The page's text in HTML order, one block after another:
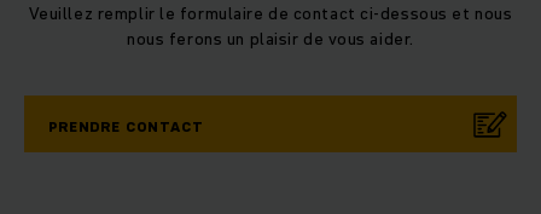
Veuillez remplir le formulaire de contact ci-dessous et nous
nous ferons un plaisir de vous aider.
PRENDRE CONTACT